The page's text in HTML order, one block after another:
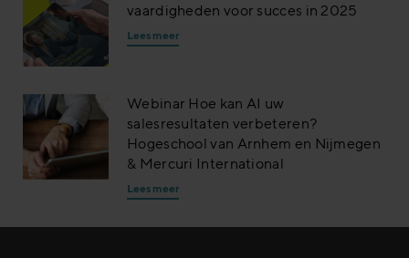
vaardigheden voor succes in 2025
Lees meer
Webinar Hoe kan AI uw
salesresultaten verbeteren?
Hogeschool van Arnhem en Nijmegen
& Mercuri International
Lees meer